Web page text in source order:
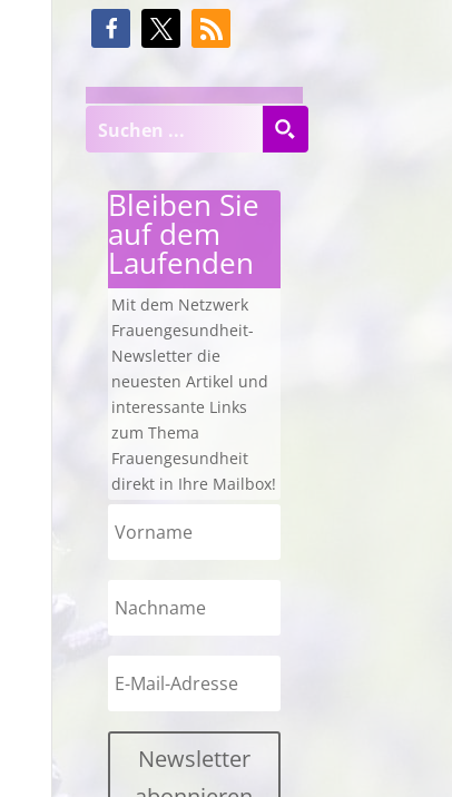
Bleiben Sie
auf dem
Laufenden
Mit dem Netzwerk
Frauengesundheit-
Newsletter die
neuesten Artikel und
interessante Links
zum Thema
Frauengesundheit
direkt in Ihre Mailbox!
Newsletter